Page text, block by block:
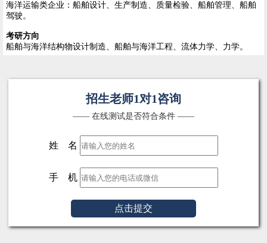
海洋运输类企业：船舶设计、生产制造、质量检验、船舶管理、船舶
驾驶。
考研方向
船舶与海洋结构物设计制造、船舶与海洋工程、流体力学、力学。
招生老师1对1咨询
—— 在线测试是否符合条件 ——
姓 名
手 机
点击提交